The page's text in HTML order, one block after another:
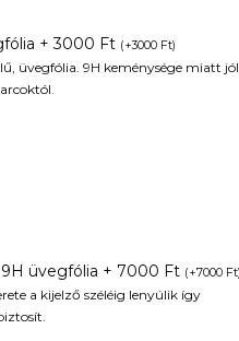
+ 3000 Ft (+3000 Ft)
üvegfólia. 9H keménysége miatt jól
üvegfólia + 7000 Ft (+7000 Ft
a kijelző széléig lenyúlik így